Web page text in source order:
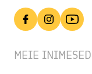
MEIE INIMESED